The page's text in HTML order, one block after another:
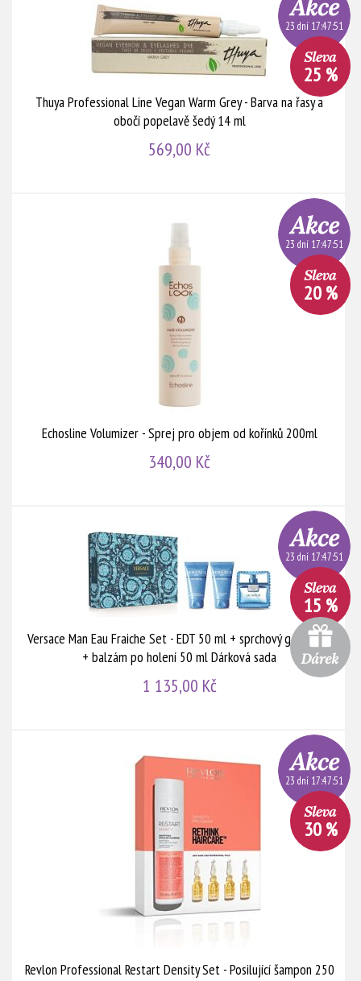
Thuya Professional Line Vegan Warm Grey - Barva na řasy a
obočí popelavě šedý 14 ml
569,00 Kč
23 dní 17:47:51
25 %
Echosline Volumizer - Sprej pro objem od kořínků 200ml
340,00 Kč
23 dní 17:47:51
20 %
Versace Man Eau Fraiche Set - EDT 50 ml + sprchový gel 50 ml
+ balzám po holení 50 ml Dárková sada
1 135,00 Kč
23 dní 17:47:51
15 %
Revlon Professional Restart Density Set - Posilující šampon 250
23 dní 17:47:51
30 %